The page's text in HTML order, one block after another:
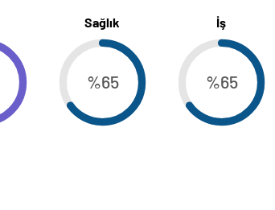
Sağlık
%65
İş
%65